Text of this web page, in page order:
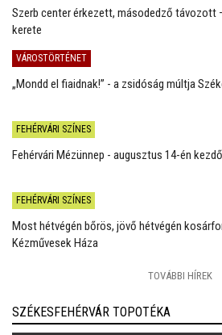
Szerb center érkezett, másodedző távozott
kerete
VÁROSTÖRTÉNET
„Mondd el fiaidnak!” - a zsidóság múltja
FEHÉRVÁRI SZÍNES
Fehérvári Mézünnep - augusztus 14-én
FEHÉRVÁRI SZÍNES
Most hétvégén bőrös, jövő hétvégén
Kézművesek Háza
TOVÁBBI HÍREK
SZÉKESFEHÉRVÁR TOPOTÉKA